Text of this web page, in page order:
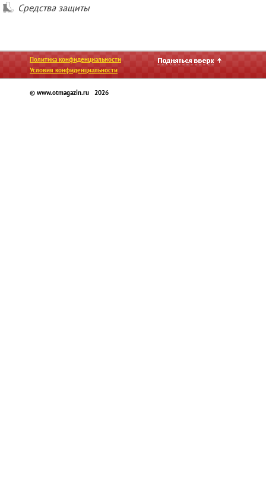
Средства защиты
Политика конфиденциальности
Условия конфиденциальности
© www.otmagazin.ru 2026